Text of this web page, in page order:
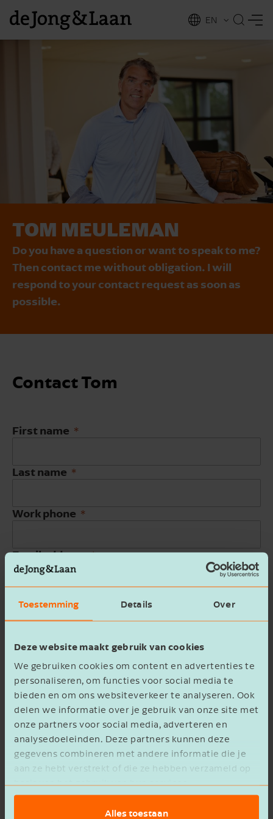
Toestemming Details Over
Deze website maakt gebruik van cookies
We gebruiken cookies om content en advertenties te
personaliseren, om functies voor social media te
bieden en om ons websiteverkeer te analyseren. Ook
delen we informatie over je gebruik van onze site met
onze partners voor social media, adverteren en
analysedoeleinden. Deze partners kunnen deze
gegevens combineren met andere informatie die je
aan ze hebt verstrekt of die ze hebben verzameld op
basis van het gebruik van hun services.
Alles toestaan
EN
NL
TOM MEULEMAN
Do you have a question or want to speak to me?
Then contact me without obligation. I will
respond to your contact request as soon as
possible.
Contact Tom
First name
Last name
Work phone
Email address
I agree to theprivacy statement
Verzenden